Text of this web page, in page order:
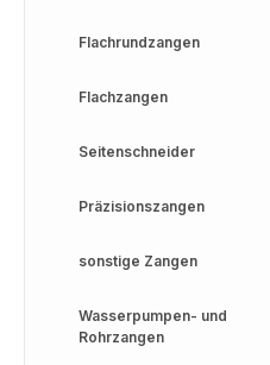
Flachrundzangen
Flachzangen
Seitenschneider
Präzisionszangen
sonstige Zangen
Wasserpumpen- und
Rohrzangen